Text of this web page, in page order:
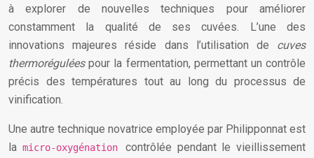
à explorer de nouvelles techniques pour améliorer
constamment la qualité de ses cuvées. L’une des
innovations majeures réside dans l’utilisation de cuves
thermoréguléespour la fermentation, permettant un contrôle
précis des températures tout au long du processus de
vinification.
Une autre technique novatrice employée par Philipponnat est
la micro-oxygénationcontrôlée pendant le vieillissement